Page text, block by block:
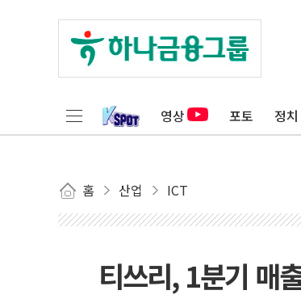
영상 포토 정치
홈 산업 ICT
티쓰리, 1분기 매